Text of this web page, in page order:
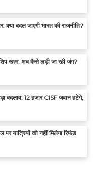
क्या बदल जाएगी भारत की राजनीति?
खत्म, अब कैसे लड़ी जा रही जंग?
बदलाव: 12 हजार CISF जवान हटेंगे,
यात्रियों को नहीं मिलेगा रिफंड